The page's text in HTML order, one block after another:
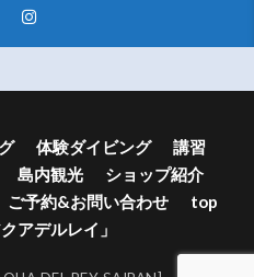
体験ダイビング
講習
島内観光
ショップ紹介
ご予約&お問い合わせ
top
アデルレイ」